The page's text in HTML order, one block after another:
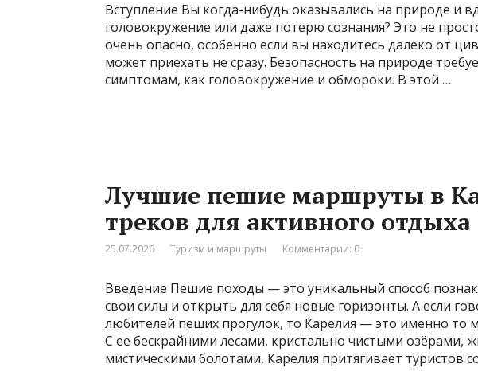
Вступление Вы когда-нибудь оказывались на природе и
головокружение или даже потерю сознания? Это не
очень опасно, особенно если вы находитесь далеко от
может приехать не сразу. Безопасность на природе
симптомам, как головокружение и обмороки. В этой …
Лучшие пешие маршруты в
треков для активного отдыха
25.07.2026 Туризм и маршруты Комментарии: 0
Введение Пешие походы — это уникальный способ
свои силы и открыть для себя новые горизонты. А если
любителей пеших прогулок, то Карелия — это именно то
С ее бескрайними лесами, кристально чистыми озёрами,
мистическими болотами, Карелия притягивает туристов